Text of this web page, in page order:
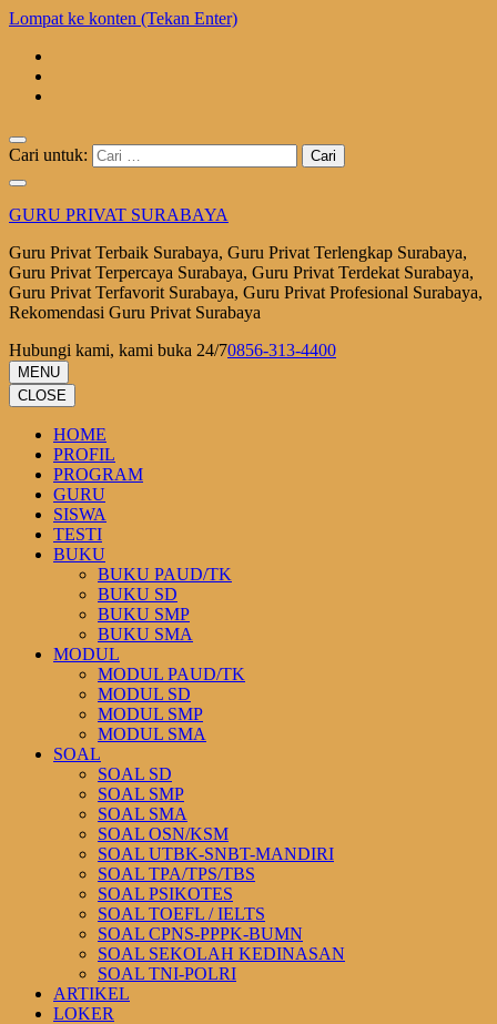
Lompat ke konten (Tekan Enter)
Cari untuk:
GURU PRIVAT SURABAYA
Guru Privat Terbaik Surabaya, Guru Privat Terlengkap Surabaya,
Guru Privat Terpercaya Surabaya, Guru Privat Terdekat Surabaya,
Guru Privat Terfavorit Surabaya, Guru Privat Profesional Surabaya,
Rekomendasi Guru Privat Surabaya
Hubungi kami, kami buka 24/70856-313-4400
MENU
CLOSE
HOME
PROFIL
PROGRAM
GURU
SISWA
TESTI
BUKU
BUKU PAUD/TK
BUKU SD
BUKU SMP
BUKU SMA
MODUL
MODUL PAUD/TK
MODUL SD
MODUL SMP
MODUL SMA
SOAL
SOAL SD
SOAL SMP
SOAL SMA
SOAL OSN/KSM
SOAL UTBK-SNBT-MANDIRI
SOAL TPA/TPS/TBS
SOAL PSIKOTES
SOAL TOEFL / IELTS
SOAL CPNS-PPPK-BUMN
SOAL SEKOLAH KEDINASAN
SOAL TNI-POLRI
ARTIKEL
LOKER